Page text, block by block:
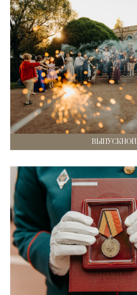
ВЫПУСКНОЙ